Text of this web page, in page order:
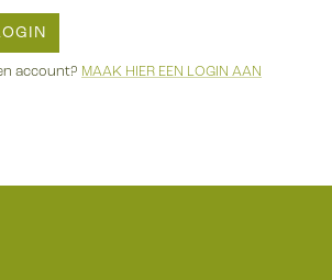
account? MAAK HIER EEN LOGIN AAN